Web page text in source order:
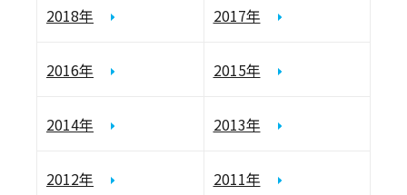
2018年 2017年
2016年 2015年
2014年 2013年
2012年 2011年